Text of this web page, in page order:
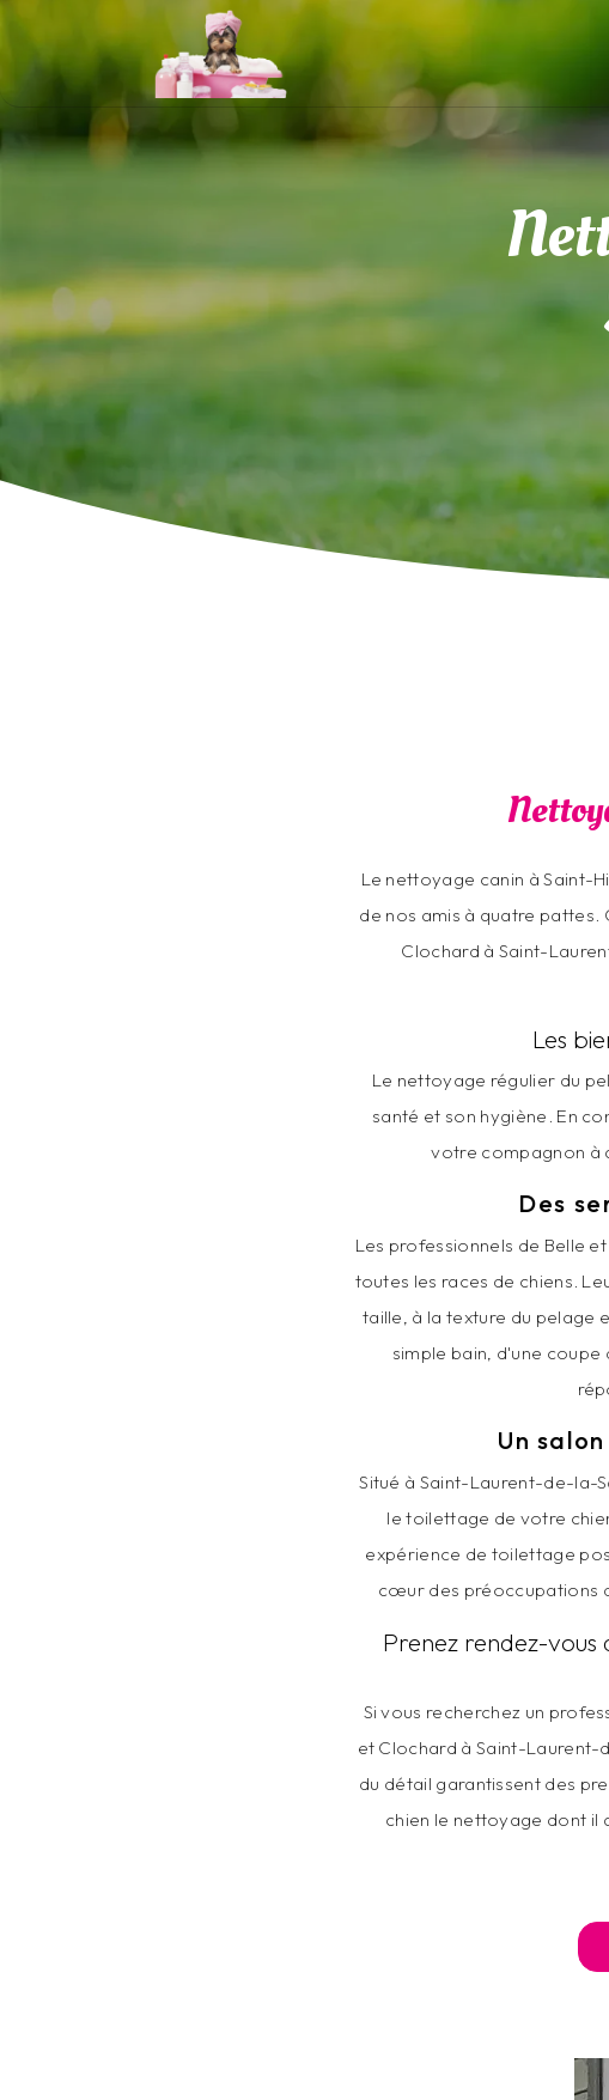
Le nettoyage canin à Saint-
de nos amis à quatre
Clochard à Saint-
Les
Le nettoyage régulier du
santé et son hygiène. En
votre compagnon à
Des
Les professionnels de Belle
toutes les races de chiens.
taille, à la texture du pelage
simple bain, d'une
Un
Situé à Saint-Laurent-de-la-
le toilettage de votre
expérience de toilettage
cœur des préoccupations
Prenez rendez-
Si vous recherchez un
et Clochard à Saint-Laurent-
du détail garantissent des
chien le nettoyage dont il
Panneau de gestion des cookies